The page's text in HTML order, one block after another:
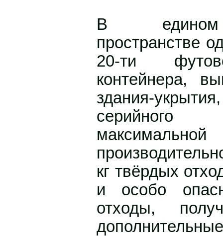
В едином
пространстве
20-ти
контейнера,
здания-
максимальной
кг твёрдых
и особо
отходы,